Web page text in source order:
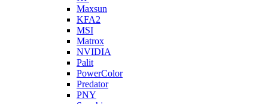
Maxsun
KFA2
MSI
Matrox
NVIDIA
Palit
PowerColor
Predator
PNY